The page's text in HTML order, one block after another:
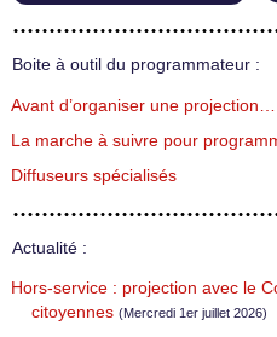
Boite à outil du programmateur :
Avant d’organiser une projection…
La marche à suivre pour
Diffuseurs spécialisés
Actualité :
Hors-service : projection avec le
citoyennes (Mercredi 1er juillet 2026)